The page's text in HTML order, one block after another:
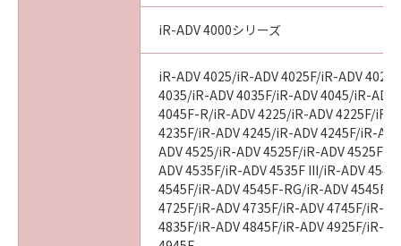
YOU AND CANON RELATING TO THE
SUBJECT MATTER HEREOF. NO AMENDMENT
TO THIS AGREEMENT SHALL BE EFFECTIVE
UNLESS SIGNED BY A DULY AUTHORISED
REPRESENTATIVE OF CANON.
Should you have any questions concerning
this Agreement, or if you desire to contact
Canon for any reason, please write to Canon's
sales subsidiary or distributor/dealer, serving
the country where you obtained the
iR-ADV 4000シリーズ
iR-ADV 4025/iR-ADV 4025F/iR-ADV
4035/iR-ADV 4035F/iR-ADV 4045/iR-ADV
4045F-R/iR-ADV 4225/iR-ADV 4225F/iR-
4235F/iR-ADV 4245/iR-ADV 4245F/iR-
ADV 4525/iR-ADV 4525F/iR-ADV 4525F
ADV 4535F/iR-ADV 4535F III/iR-ADV
4545F/iR-ADV 4545F-RG/iR-ADV 4545F
4725F/iR-ADV 4735F/iR-ADV 4745F/iR-
4835F/iR-ADV 4845F/iR-ADV 4925F/iR-